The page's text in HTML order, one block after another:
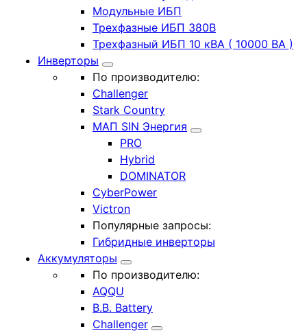
Модульные ИБП
Трехфазные ИБП 380В
Трехфазный ИБП 10 кВА ( 10000 ВА )
Инверторы
По производителю:
Challenger
Stark Country
МАП SIN Энергия
PRO
Hybrid
DOMINATOR
CyberPower
Victron
Популярные запросы:
Гибридные инверторы
Аккумуляторы
По производителю:
AQQU
B.B. Battery
Challenger